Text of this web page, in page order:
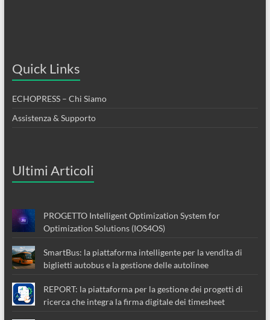
Quick Links
ECHOPRESS – Chi Siamo
Assistenza & Supporto
Ultimi Articoli
PROGETTO Intelligent Optimization System for
Optimization Solutions (IOS4OS)
SmartBus: la piattaforma intelligente per la vendita di
biglietti autobus e la gestione delle autolinee
REPORT: la piattaforma per la gestione dei progetti di
ricerca che integra la firma digitale dei timesheet